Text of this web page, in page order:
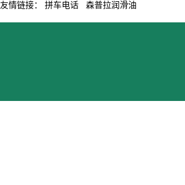
友情链接： 拼车电话 森普拉润滑油